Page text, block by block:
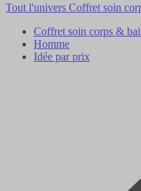
Tout l'univers Coffret soin
Coffret soin corps &
Homme
Idée par prix